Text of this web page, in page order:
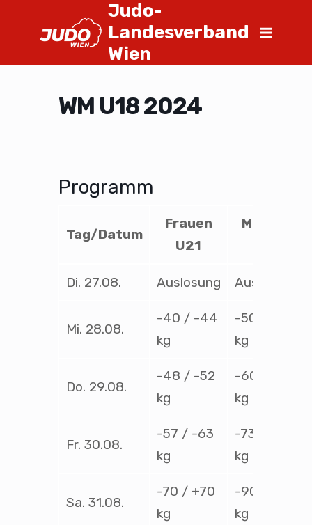
Judo-
Landesverband
Wien
WM U18 2024
Programm
Tag/Datum
Frauen
U21
Männer
Di. 27.08. Auslosung Auslosung
Mi. 28.08.
-40 / -44
kg
-50 / -55
kg
Do. 29.08.
-48 / -52
kg
-60 / -66
kg
Fr. 30.08.
-57 / -63
kg
-73 / -81
kg
Sa. 31.08.
-70 / +70
kg
-90 / +90
kg